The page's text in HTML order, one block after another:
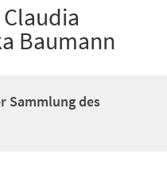
Baumann
Sammlung des